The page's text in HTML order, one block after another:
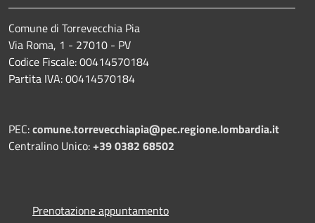
Comune di Torrevecchia Pia
Via Roma, 1 - 27010 - PV
Codice Fiscale: 00414570184
Partita IVA: 00414570184
PEC:comune.torrevecchiapia@pec.regione.lombardia.it
Centralino Unico:+39 0382 68502
Prenotazione appuntamento